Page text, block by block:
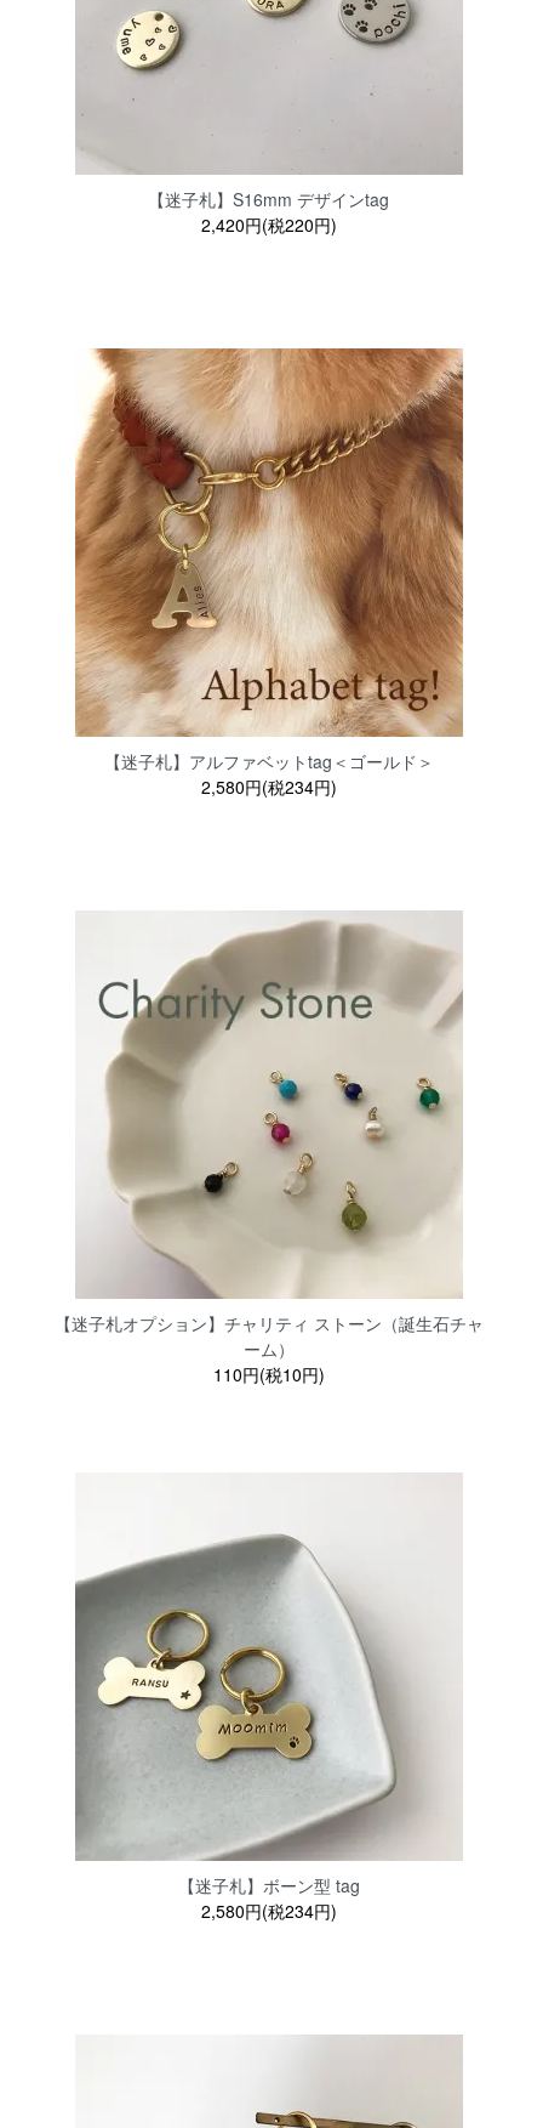
【迷子札】S16mm デザインtag
2,420円(税220円)
【迷子札】アルファベットtag＜ゴールド＞
2,580円(税234円)
【迷子札オプション】チャリティ ストーン（誕生石チャ
ーム）
110円(税10円)
【迷子札】ボーン型 tag
2,580円(税234円)